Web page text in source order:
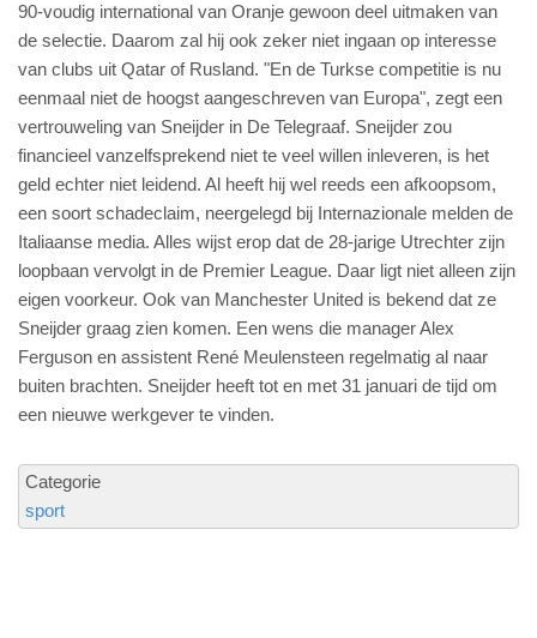
90-voudig international van Oranje gewoon deel uitmaken van
de selectie. Daarom zal hij ook zeker niet ingaan op interesse
van clubs uit Qatar of Rusland. "En de Turkse competitie is nu
eenmaal niet de hoogst aangeschreven van Europa", zegt een
vertrouweling van Sneijder in De Telegraaf. Sneijder zou
financieel vanzelfsprekend niet te veel willen inleveren, is het
geld echter niet leidend. Al heeft hij wel reeds een afkoopsom,
een soort schadeclaim, neergelegd bij Internazionale melden de
Italiaanse media. Alles wijst erop dat de 28-jarige Utrechter zijn
loopbaan vervolgt in de Premier League. Daar ligt niet alleen zijn
eigen voorkeur. Ook van Manchester United is bekend dat ze
Sneijder graag zien komen. Een wens die manager Alex
Ferguson en assistent René Meulensteen regelmatig al naar
buiten brachten. Sneijder heeft tot en met 31 januari de tijd om
een nieuwe werkgever te vinden.
Categorie
sport